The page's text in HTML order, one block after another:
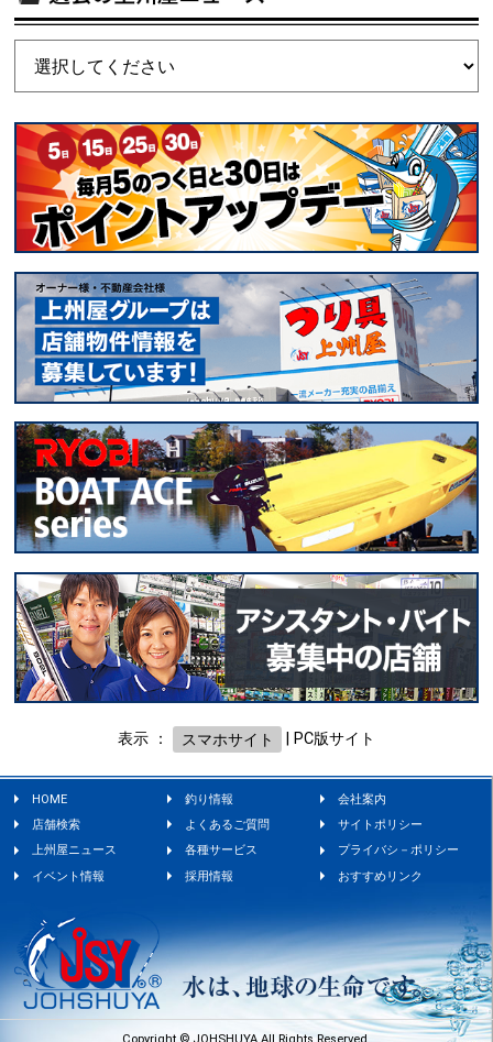
表示 ： スマホサイト PC版サイト
HOME 釣り情報
会社案内
店舗検索
よくあるご質問
サイトポリシー
上州屋ニュース
各種サービス
プライバシ－ポリシー
イベント情報
採用情報 おすすめリンク
Copyright © JOHSHUYA All Rights Reserved.